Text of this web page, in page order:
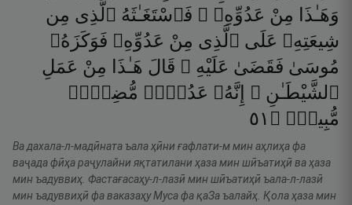
وَهَـٰذَا
مِنْ عَدُوِّهِۦ ۖ فَٱسْتَغَـٰثَهُ ٱلَّذِى مِن
شِيعَتِهِۦ عَلَى ٱلَّذِى مِنْ عَدُوِّهِۦ فَوَكَزَهُۥ
مُوسَىٰ فَقَضَىٰ عَلَيْهِ ۖ قَالَ هَـٰذَا مِنْ عَمَلِ
ٱلشَّيْطَـٰنِ ۖ إِنَّهُۥ عَدُوٌّۭ مُّضِلٌّۭ
مُّبِينٌۭ ۝ ١٥
Ва дахала-л-мадӣната ъала ҳӣни ғафлати-м мин аҳлиҳа фа
ваҷада фӣҳа раҷулайни яқтатилани ҳаза мин шӣъатиҳӣ ва ҳаза
мин ъадуввиҳ. Фастағасаҳу-л-лазӣ мин шӣъатиҳӣ ъала-л-лазӣ
мин ъадуввиҳӣ фа ваказаҳу Муса фа қаЗа ъалайҳ. Қола ҳаза мин